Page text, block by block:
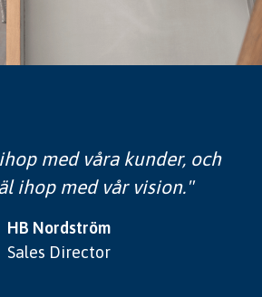
med våra kunder, och
ihop med vår vision."
HB Nordström
Sales Director